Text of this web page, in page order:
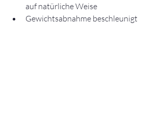
auf natürliche Weise
Gewichtsabnahme beschleunigt